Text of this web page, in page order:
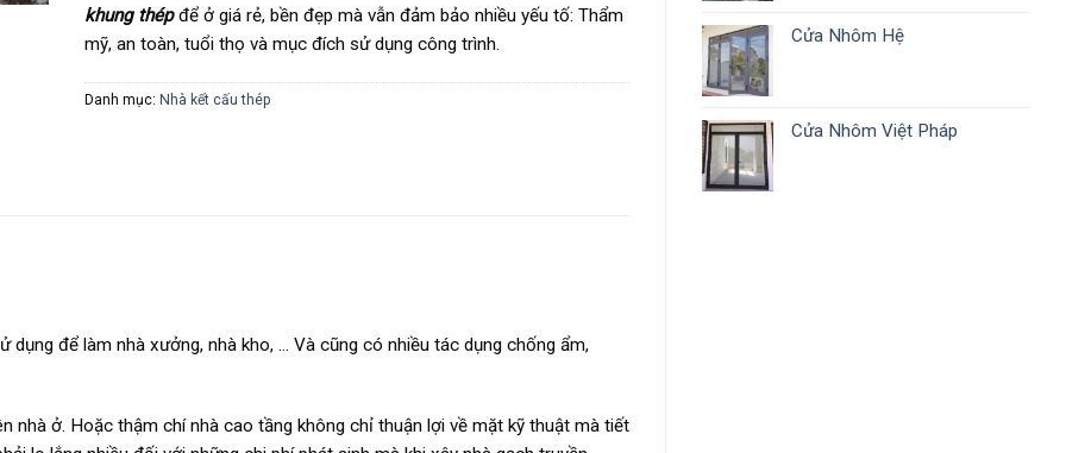
Cửa Nhôm Hệ
Cửa Nhôm Việt Pháp
khung thépđể ở giá rẻ, bền đẹp mà vẫn đảm bảo nhiều yếu tố: Thẩm
mỹ, an toàn, tuổi thọ và mục đích sử dụng công trình.
Danh mục: Nhà kết cấu thép
để làm nhà xưởng, nhà kho, … Và cũng có nhiều tác dụng chống ẩm,
nhà ở. Hoặc thậm chí nhà cao tầng không chỉ thuận lợi về mặt kỹ thuật mà tiết